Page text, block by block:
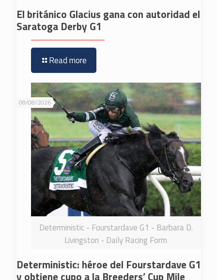
El británico Glacius gana con autoridad el
Saratoga Derby G1
Read more
Deterministic - Fourstardave G1 - Barbara D.
Livingston - Daily Racing Form
08/08/2026
Deterministic: héroe del Fourstardave G1
y obtiene cupo a la Breeders’ Cup Mile